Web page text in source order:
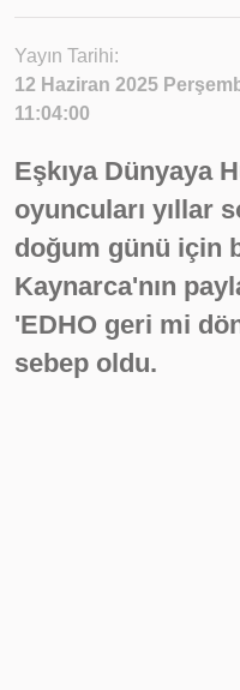
Yayın Tarihi:
12 Haziran 2025
11:04:00
Eşkıya Dünyaya
oyuncuları yıllar
doğum günü için
Kaynarca'nın
'EDHO geri mi
sebep oldu.